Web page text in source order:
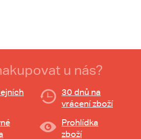
u nás?
30 dnů na
vrácení zboží
Prohlídka
zboží